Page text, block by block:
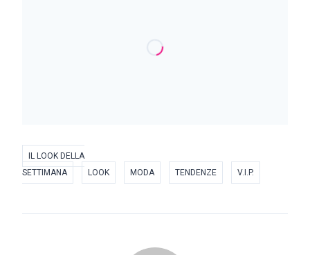
IL LOOK DELLA
SETTIMANA
LOOK MODA TENDENZE V.I.P.